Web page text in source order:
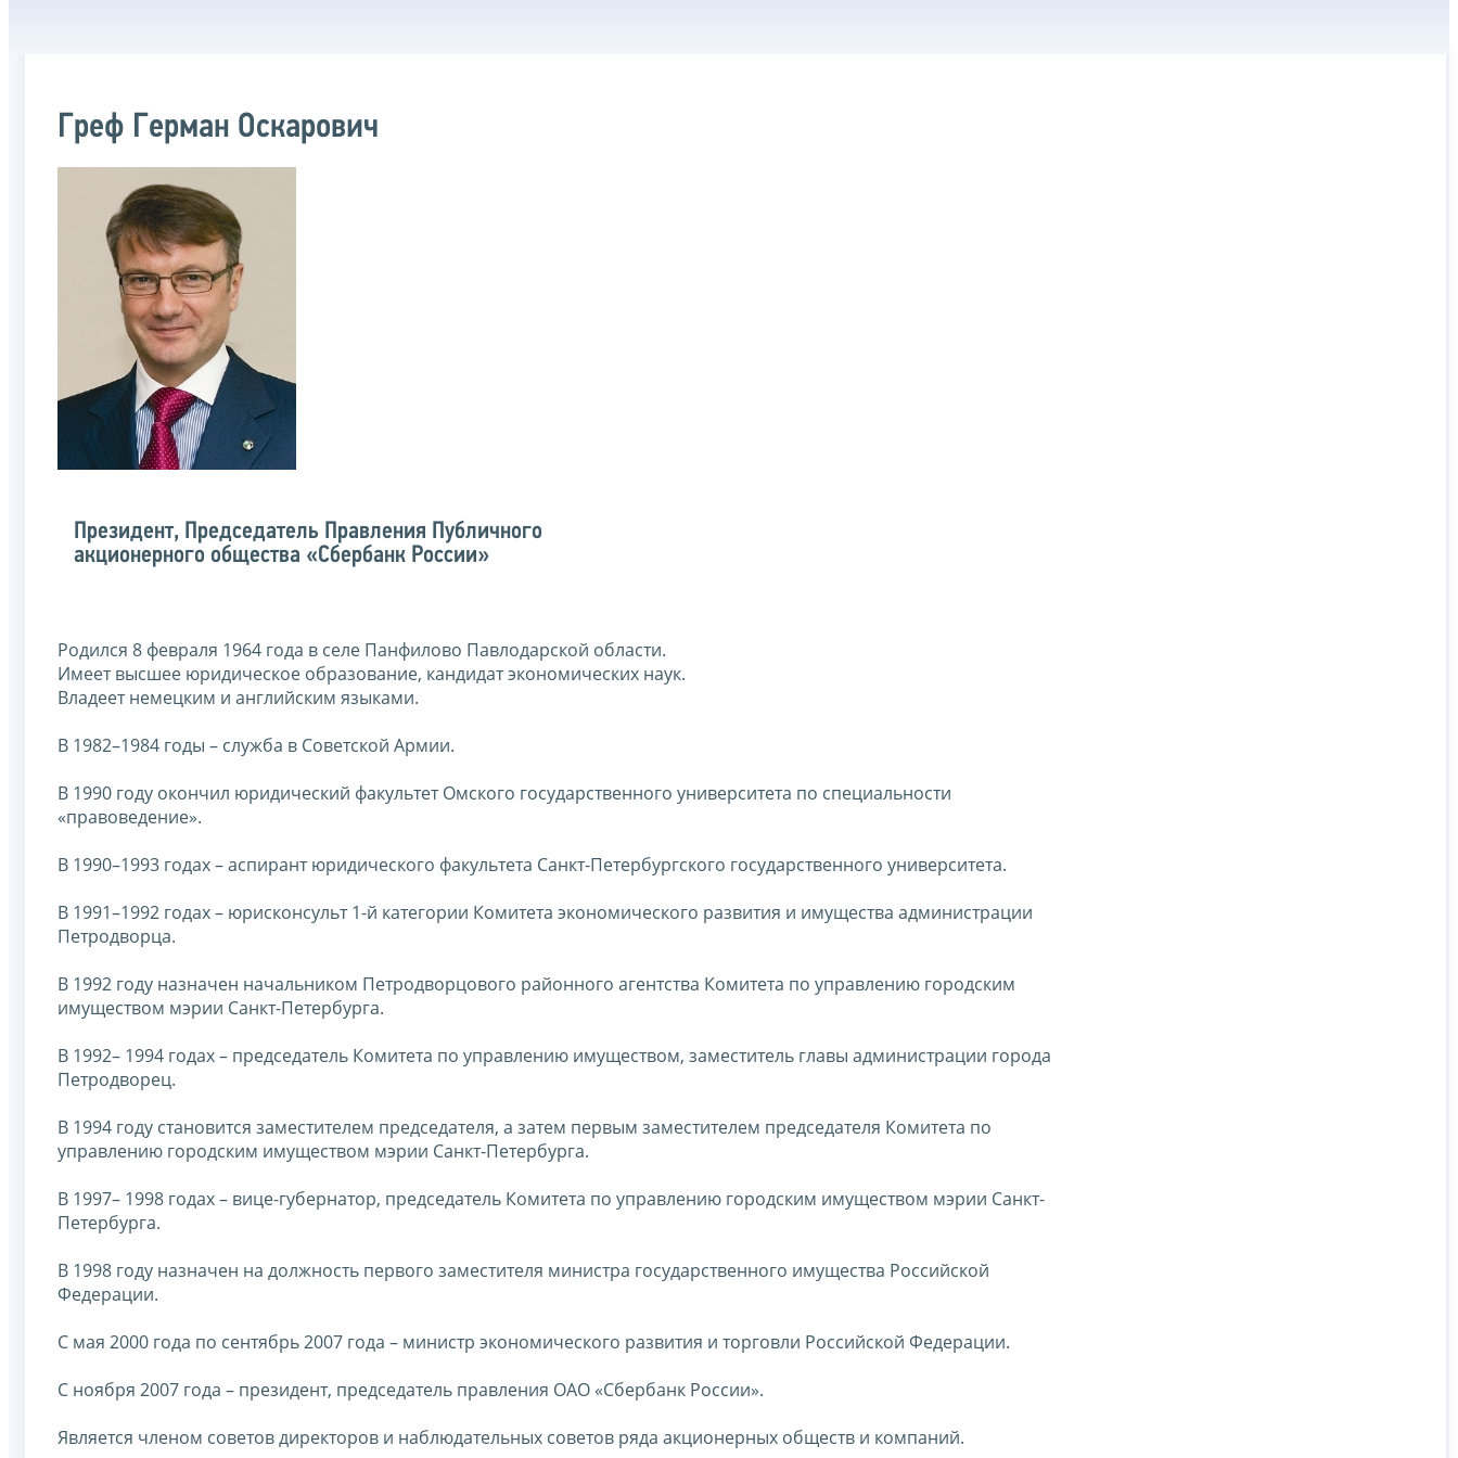
Греф Герман Оскарович
Президент, Председатель Правления Публичного
акционерного общества «Сбербанк России»
Родился 8 февраля 1964 года в селе Панфилово Павлодарской области.
Имеет высшее юридическое образование, кандидат экономических наук.
Владеет немецким и английским языками.
В 1982–1984 годы – служба в Советской Армии.
В 1990 году окончил юридический факультет Омского государственного университета по специальности
«правоведение».
В 1990–1993 годах – аспирант юридического факультета Санкт-Петербургского государственного университета.
В 1991–1992 годах – юрисконсульт 1-й категории Комитета экономического развития и имущества администрации
Петродворца.
В 1992 году назначен начальником Петродворцового районного агентства Комитета по управлению городским
имуществом мэрии Санкт-Петербурга.
В 1992– 1994 годах – председатель Комитета по управлению имуществом, заместитель главы администрации города
Петродворец.
В 1994 году становится заместителем председателя, а затем первым заместителем председателя Комитета по
управлению городским имуществом мэрии Санкт-Петербурга.
В 1997– 1998 годах – вице-губернатор, председатель Комитета по управлению городским имуществом мэрии Санкт-
Петербурга.
В 1998 году назначен на должность первого заместителя министра государственного имущества Российской
Федерации.
С мая 2000 года по сентябрь 2007 года – министр экономического развития и торговли Российской Федерации.
С ноября 2007 года – президент, председатель правления ОАО «Сбербанк России».
Является членом советов директоров и наблюдательных советов ряда акционерных обществ и компаний.